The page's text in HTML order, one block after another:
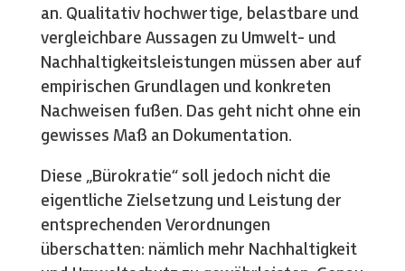
an. Qualitativ hochwertige, belastbare und
vergleichbare Aussagen zu Umwelt- und
Nachhaltigkeitsleistungen müssen aber auf
empirischen Grundlagen und konkreten
Nachweisen fußen. Das geht nicht ohne ein
gewisses Maß an Dokumentation.
Diese „Bürokratie“ soll jedoch nicht die
eigentliche Zielsetzung und Leistung der
entsprechenden Verordnungen
überschatten: nämlich mehr Nachhaltigkeit